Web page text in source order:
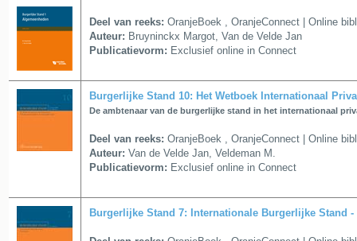
Deel van reeks: OranjeBoek , OranjeConnect | Online
Auteur: Bruyninckx Margot, Van de Velde Jan
Publicatievorm: Exclusief online in Connect
Burgerlijke Stand 10: Het Wetboek Internationaal
De ambtenaar van de burgerlijke stand in het internationaal
Deel van reeks: OranjeBoek , OranjeConnect | Online
Auteur: Van de Velde Jan, Veldeman M.
Publicatievorm: Exclusief online in Connect
Burgerlijke Stand 7: Internationale Burgerlijke Stand -